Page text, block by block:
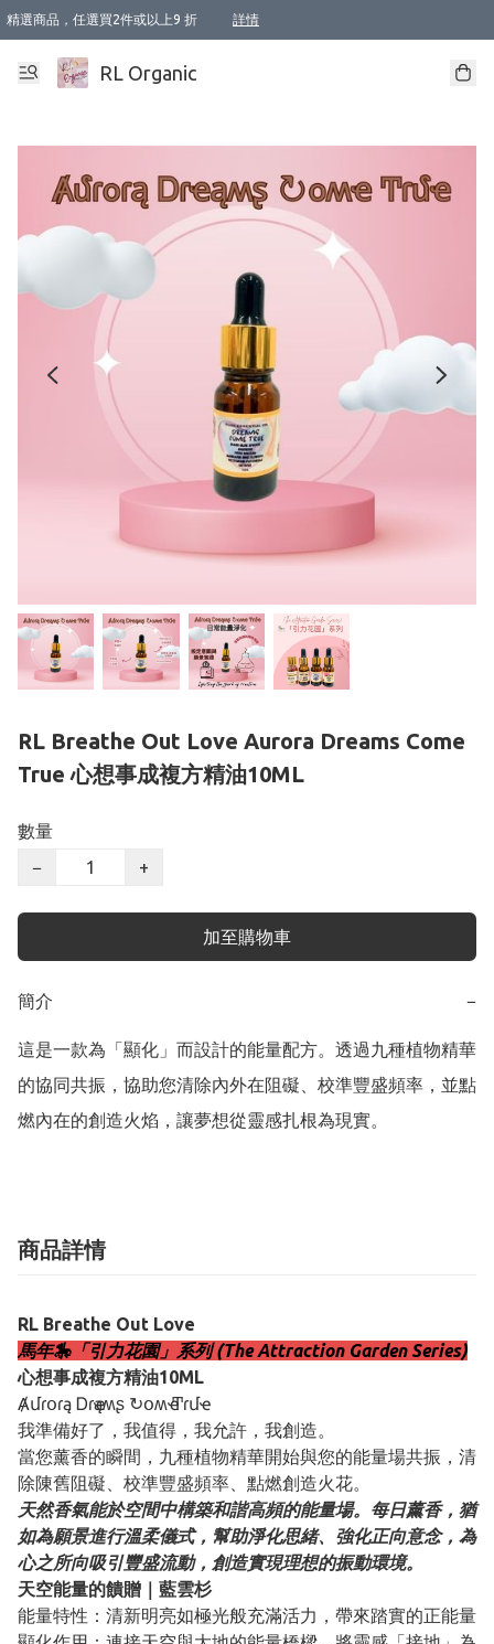
精選商品，任選買2件或以上9 折 詳情
XI周年優惠【新品自由選2件88折/3件85折】
XI周年優惠【Chakra 脈輪平衡自由選2件9折/3件85折/5件8折】
Florame 肌底自由選 2支9折 3支85折
XI周年優惠【蟲蟲退散 · 防衛結界﹞系列2件9折】
Sunki 任選2件95折
BIOFFICINA TOSCANA 任選2支9折 3支85折
Lamav 任選1件9折 2件85折
Mukti Organics 指定產品任選1件9折, 2件88折 3件85折
Intelligent Nutrients Skincare 任選2件9折
deodorant 任選2件88折
化妝品 任選2件95折
XI周年優惠【身心靈單品 任選2件9折/3件85折/5件8折】
XI周年優惠 【精油/香水 任選2件9折/3件85折/5件8折】
XI周年優惠【「關節到肌膚」全效養護 BODY OIL 組2件88折/3件85折】
XI周年優惠【夏日有機物理防曬套裝2件88折】
XI周年優惠【夏日潔面隨意選2件88折/3件85折】
XI周年優惠【逆齡奇蹟抗氧 11 自由選2件88折/3件85折/4件或以上8折】
新會員首次購物即享全單 95 折優惠！
成為VIP / VVIP 可享有生日月現金扣減獎賞優惠 !! 記得去賬户資料填上生日日期啦 !
選用順豐速運，滿$500 免運費
本地速遞 京東 送住宅/ 工商地址 $400 免運費
澳門訂單選用順豐速運，滿$800 免運費
RL Organic
RL Breathe Out Love Aurora Dreams Come
True 心想事成複方精油10ML
數量
−
+
加至購物車
簡介 −
這是一款為「顯化」而設計的能量配方。透過九種植物精華
的協同共振，協助您清除內外在阻礙、校準豐盛頻率，並點
燃內在的創造火焰，讓夢想從靈感扎根為現實。
商品詳情
RL Breathe Out Love
馬年🎠「引力花園」系列 (The Attraction Garden Series)
心想事成複方精油10ML
Ⱥմɾօɾą Ꭰɾҽąʍʂ ↻օʍҽ Ͳɾմҽ
我準備好了，我值得，我允許，我創造。
當您薰香的瞬間，九種植物精華開始與您的能量場共振，清
除陳舊阻礙、校準豐盛頻率、點燃創造火花。
天然香氣能於空間中構築和諧高頻的能量場。每日薰香，猶
如為願景進行溫柔儀式，幫助淨化思緒、強化正向意念，為
心之所向吸引豐盛流動，創造實現理想的振動環境。
天空能量的饋贈｜藍雲杉
能量特性：清新明亮如極光般充滿活力，帶來踏實的正能量